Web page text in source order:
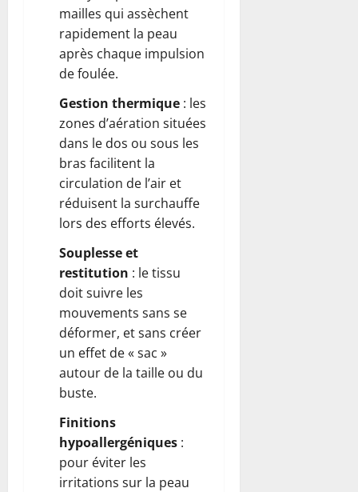
mailles qui assèchent
rapidement la peau
après chaque impulsion
de foulée.
Gestion thermique : les
zones d’aération situées
dans le dos ou sous les
bras facilitent la
circulation de l’air et
réduisent la surchauffe
lors des efforts élevés.
Souplesse et
restitution : le tissu
doit suivre les
mouvements sans se
déformer, et sans créer
un effet de « sac »
autour de la taille ou du
buste.
Finitions
hypoallergéniques :
pour éviter les
irritations sur la peau